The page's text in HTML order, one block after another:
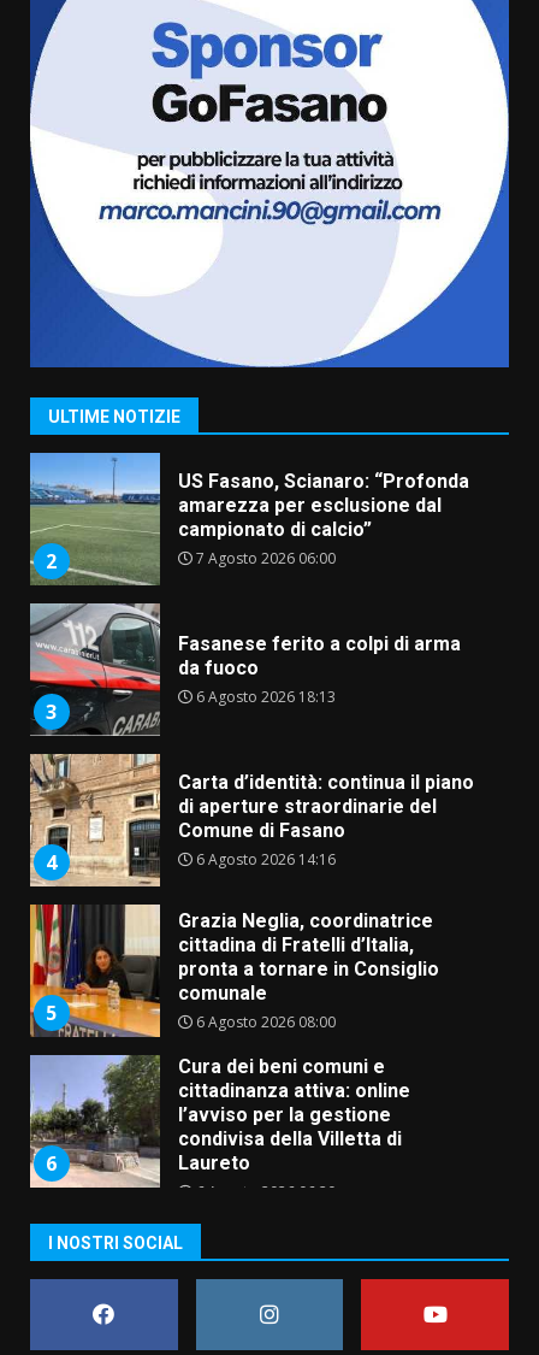
ULTIME NOTIZIE
Cura dei beni comuni e
cittadinanza attiva: online
l’avviso per la gestione
condivisa della Villetta di
Laureto
La magia del Minareto e la prima
assoluta de “L’Albergo
Belvedere. Il rapimento”
6 Agosto 2026 06:15
1
“I Contestatori: Musica di
Rivoluzione”: nuovo
appuntamento con “Fasano in
2
US Fasano, Scianaro: “Profonda
amarezza per esclusione dal
campionato di calcio”
7 Agosto 2026 06:00
3
Fasanese ferito a colpi di arma
da fuoco
6 Agosto 2026 18:13
4
Carta d’identità: continua il piano
di aperture straordinarie del
Comune di Fasano
6 Agosto 2026 14:16
5
Grazia Neglia, coordinatrice
cittadina di Fratelli d’Italia,
pronta a tornare in Consiglio
comunale
6 Agosto 2026 08:00
6
Cura dei beni comuni e
cittadinanza attiva: online
l’avviso per la gestione
condivisa della Villetta di
Laureto
6 Agosto 2026 06:20
assoluta de “L’Albergo
Belvedere. Il rapimento”
6 Agosto 2026 06:15
I NOSTRI SOCIAL